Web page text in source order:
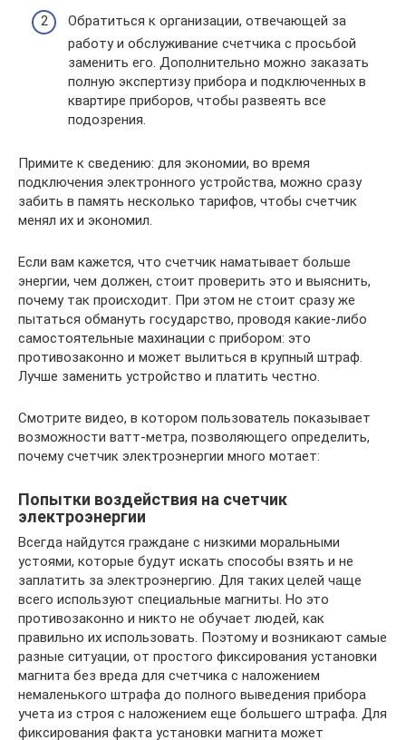
Обратиться к организации, отвечающей за
работу и обслуживание счетчика с просьбой
заменить его. Дополнительно можно заказать
полную экспертизу прибора и подключенных в
квартире приборов, чтобы развеять все
подозрения.
Примите к сведению: для экономии, во время
подключения электронного устройства, можно сразу
забить в память несколько тарифов, чтобы счетчик
менял их и экономил.
Если вам кажется, что счетчик наматывает больше
энергии, чем должен, стоит проверить это и выяснить,
почему так происходит. При этом не стоит сразу же
пытаться обмануть государство, проводя какие-либо
самостоятельные махинации с прибором: это
противозаконно и может вылиться в крупный штраф.
Лучше заменить устройство и платить честно.
Смотрите видео, в котором пользователь показывает
возможности ватт-метра, позволяющего определить,
почему счетчик электроэнергии много мотает:
Попытки воздействия на счетчик
электроэнергии
Всегда найдутся граждане с низкими моральными
устоями, которые будут искать способы взять и не
заплатить за электроэнергию. Для таких целей чаще
всего используют специальные магниты. Но это
противозаконно и никто не обучает людей, как
правильно их использовать. Поэтому и возникают самые
разные ситуации, от простого фиксирования установки
магнита без вреда для счетчика с наложением
немаленького штрафа до полного выведения прибора
учета из строя с наложением еще большего штрафа. Для
фиксирования факта установки магнита может